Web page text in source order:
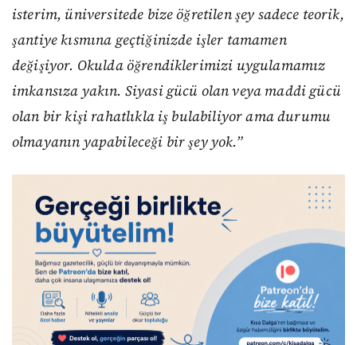
isterim, üniversitede bize öğretilen şey sadece teorik,
şantiye kısmına geçtiğinizde işler tamamen
değişiyor. Okulda öğrendiklerimizi uygulamamız
imkansıza yakın. Siyasi gücü olan veya maddi gücü
olan bir kişi rahatlıkla iş bulabiliyor ama durumu
olmayanın yapabileceği bir şey yok.”